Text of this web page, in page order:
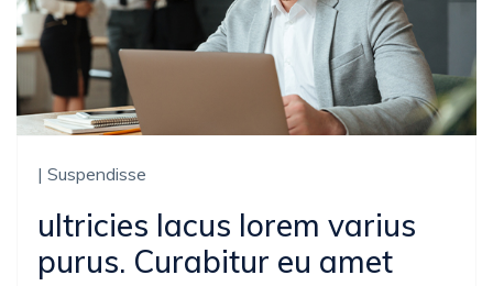
| Suspendisse
ultricies lacus lorem varius
purus. Curabitur eu amet